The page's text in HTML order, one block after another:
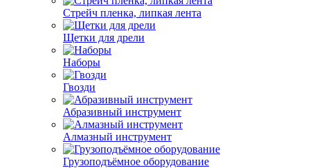
Стрейч пленка, липкая лента
Щетки для дрели
Наборы
Гвозди
Абразивный инструмент
Алмазный инструмент
Грузоподъёмное оборудование